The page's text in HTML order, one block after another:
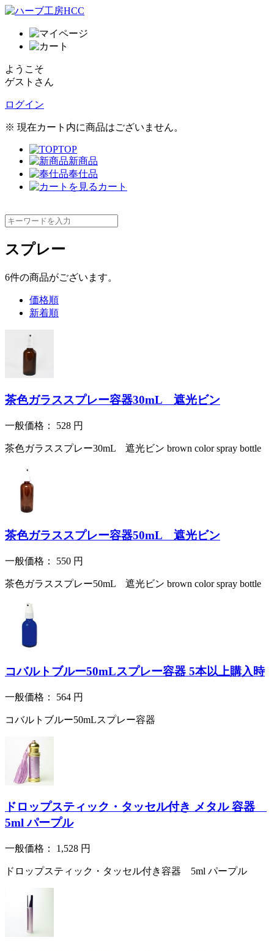
ようこそ
ゲストさん
ログイン
※ 現在カート内に商品はございません。
TOP
新商品
奉仕品
カート
スプレー
6件の商品がございます。
価格順
新着順
茶色ガラススプレー容器30mL 遮光ビン
一般価格： 528 円
茶色ガラススプレー30mL 遮光ビン brown color spray bottle
茶色ガラススプレー容器50mL 遮光ビン
一般価格： 550 円
茶色ガラススプレー50mL 遮光ビン brown color spray bottle
コバルトブルー50mLスプレー容器 5本以上購入時
一般価格： 564 円
コバルトブルー50mLスプレー容器
ドロップスティック・タッセル付き メタル 容器
5ml パープル
一般価格： 1,528 円
ドロップスティック・タッセル付き容器 5ml パープル